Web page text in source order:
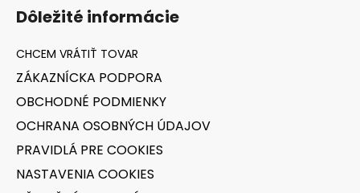
Dôležité informácie
ZÁKAZNÍCKA PODPORA
OBCHODNÉ PODMIENKY
OCHRANA OSOBNÝCH ÚDAJOV
PRAVIDLÁ PRE COOKIES
NASTAVENIA COOKIES